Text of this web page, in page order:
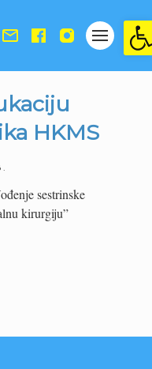
HKMS
sestrinske
kirurgiju”